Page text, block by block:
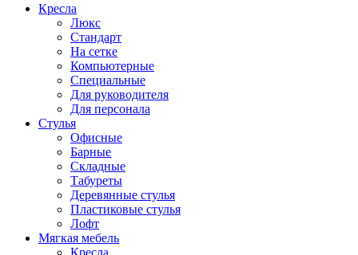
Кресла
Люкс
Стандарт
На сетке
Компьютерные
Специальные
Для руководителя
Для персонала
Стулья
Офисные
Барные
Складные
Табуреты
Деревянные стулья
Пластиковые стулья
Лофт
Мягкая мебель
Кресла